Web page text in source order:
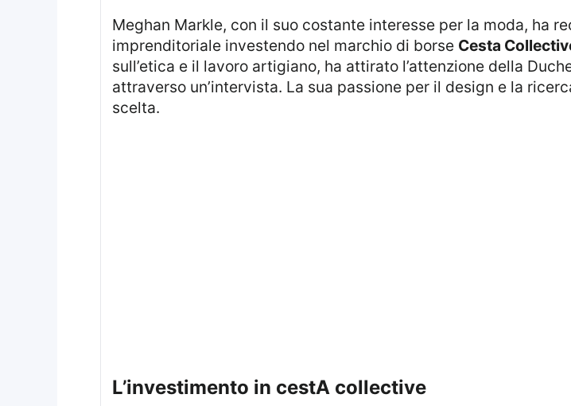
Meghan Markle, con il suo costante interesse per la moda, ha recentemente fatto un passo significativo nel settore
imprenditoriale investendo nel marchio di borse Cesta
sull’etica e il lavoro artigiano, ha attirato l’attenzione della
attraverso un’intervista. La sua passione per il design e la
scelta.
l’investimento in cestA collective